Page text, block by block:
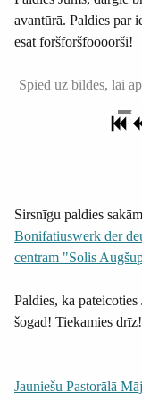
avantūrā. Paldies par
esat foršforšfoooorši!
Spied uz bildes, lai
Sirsnīgu paldies
Bonifatiuswerk der
centram "Solis
Paldies, ka
šogad! Tiekamies
Jauniešu Pastorālā